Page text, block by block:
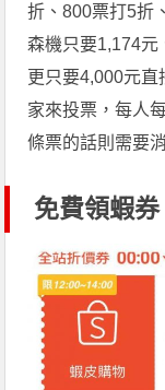
折、800票打5折
森機只要1,174元
更只要4,000元
家來投票，每人
條票的話則需要
免費領蝦券